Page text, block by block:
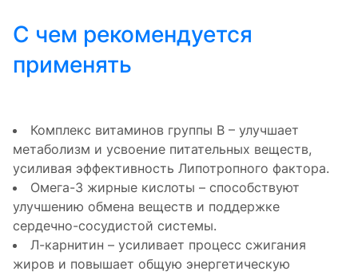
С чем рекомендуется
применять
Комплекс витаминов группы B – улучшает
метаболизм и усвоение питательных веществ,
усиливая эффективность Липотропного фактора.
Омега-3 жирные кислоты – способствуют
улучшению обмена веществ и поддержке
сердечно-сосудистой системы.
Л-карнитин – усиливает процесс сжигания
жиров и повышает общую энергетическую